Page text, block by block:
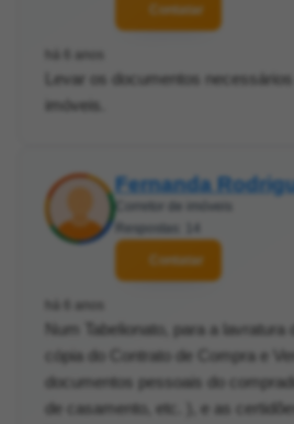
Contatar
Levar os documentos
imóveis.
Fernanda
Contatar
Num Tabelionato, para a
cópia do Contrato de Compra e
documentos pessoais do
de casamento, etc. ), e as